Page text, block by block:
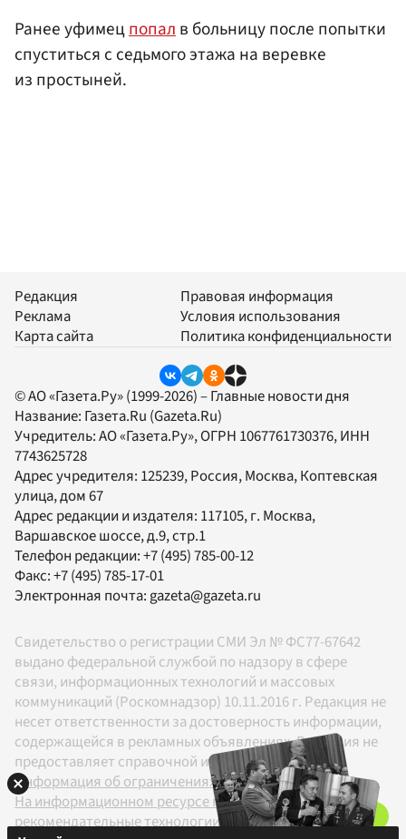
Ранее уфимецпопалв больницу после попытки
спуститься с седьмого этажа на веревке
из простыней.
Редакция
Реклама
Карта сайта
Правовая информация
Условия использования
Политика конфиденциальности
© АО «Газета.Ру» (1999-2026) – Главные новости дня
Название: Газета.Ru (Gazeta.Ru)
Учредитель:АО «Газета.Ру», ОГРН 1067761730376, ИНН
7743625728
Адрес учредителя: 125239, Россия, Москва, Коптевская
улица, дом 67
Адрес редакции и издателя: 117105, г. Москва,
Варшавское шоссе, д.9, стр.1
Телефон редакции:+7 (495) 785-00-12
Факс:+7 (495) 785-17-01
Электронная почта:gazeta@gazeta.ru
Свидетельство о регистрации СМИ Эл № ФС77-67642
выдано федеральной службой по надзору в сфере
связи, информационных технологий и массовых
коммуникаций (Роскомнадзор) 10.11.2016 г. Редакция не
несет ответственности за достоверность информации,
содержащейся в рекламных объявлениях. Редакция не
предоставляет справочной информации.
Информация об ограничениях
На информационном ресурсе применяются
рекомендательные технологии в соответствии с